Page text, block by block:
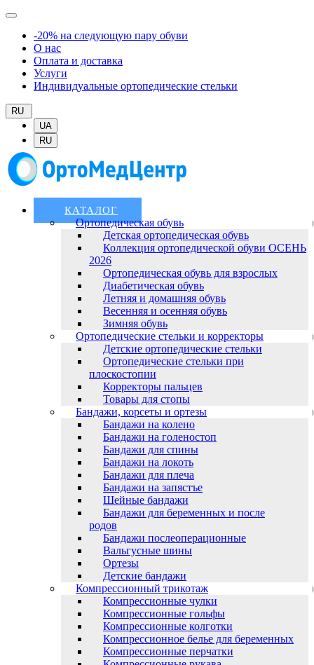
-20% на следующую пару обуви
О нас
Оплата и доставка
Услуги
Индивидуальные ортопедические стельки
RU
UA
RU
КАТАЛОГ
Ортопедическая обувь
Детская ортопедическая обувь
Коллекция ортопедической обуви ОСЕНЬ
2026
Ортопедическая обувь для взрослых
Диабетическая обувь
Летняя и домашняя обувь
Весенняя и осенняя обувь
Зимняя обувь
Ортопедические стельки и корректоры
Детские ортопедические стельки
Ортопедические стельки при
плоскостопии
Корректоры пальцев
Товары для стопы
Бандажи, корсеты и ортезы
Бандажи на колено
Бандажи на голеностоп
Бандажи для спины
Бандажи на локоть
Бандажи для плеча
Бандажи на запястъе
Шейные бандажи
Бандажи для беременных и после
родов
Бандажи послеоперационные
Вальгусные шины
Ортезы
Детские бандажи
Компрессионный трикотаж
Компрессионные чулки
Компрессионные гольфы
Компрессионные колготки
Компрессионное белье для беременных
Компрессионные перчатки